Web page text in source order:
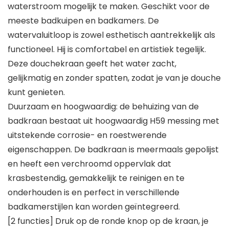
waterstroom mogelijk te maken. Geschikt voor de
meeste badkuipen en badkamers. De
watervaluitloop is zowel esthetisch aantrekkelijk als
functioneel. Hij is comfortabel en artistiek tegelijk.
Deze douchekraan geeft het water zacht,
gelijkmatig en zonder spatten, zodat je van je douche
kunt genieten.
Duurzaam en hoogwaardig: de behuizing van de
badkraan bestaat uit hoogwaardig H59 messing met
uitstekende corrosie- en roestwerende
eigenschappen. De badkraan is meermaals gepolijst
en heeft een verchroomd oppervlak dat
krasbestendig, gemakkelijk te reinigen en te
onderhouden is en perfect in verschillende
badkamerstijlen kan worden geïntegreerd.
[2 functies] Druk op de ronde knop op de kraan, je